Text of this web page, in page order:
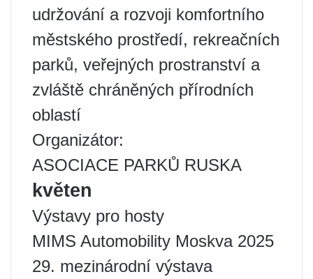
udržování a rozvoji komfortního
městského prostředí, rekreačních
parků, veřejných prostranství a
zvláště chráněných přírodních
oblastí
Organizátor:
ASOCIACE PARKŮ RUSKA
květen
Výstavy pro hosty
MIMS Automobility Moskva 2025
29. mezinárodní výstava